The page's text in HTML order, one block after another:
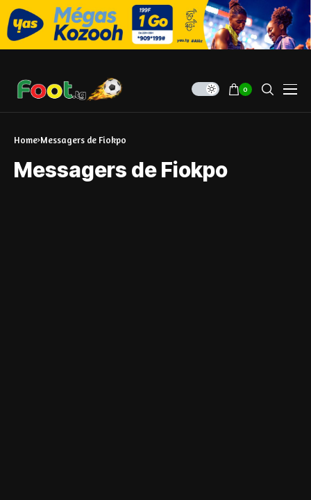
0
Home Messagers de Fiokpo
Messagers de Fiokpo